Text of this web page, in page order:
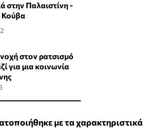
στην Παλαιστίνη -
Κούβα
στον ρατσισμό
για μια κοινωνία
με τα χαρακτηριστικά